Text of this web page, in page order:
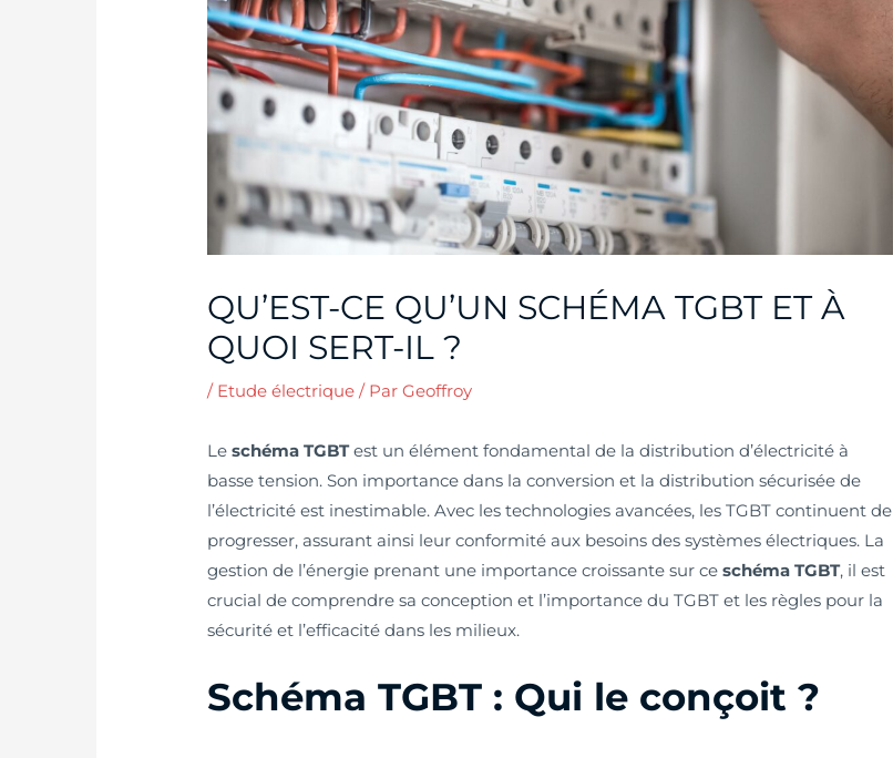
QU’EST-CE QU’UN SCHÉMA TGBT ET À
QUOI SERT-IL ?
/ Etude électrique / ParGeoffroy
Leschéma TGBTest un élément fondamental de la distribution d’électricité à
basse tension. Son importance dans la conversion et la distribution sécurisée de
l’électricité est inestimable. Avec les technologies avancées, les TGBT continuent de
progresser, assurant ainsi leur conformité aux besoins des systèmes électriques. La
gestion de l’énergie prenant une importance croissante sur ceschéma TGBT, il est
crucial de comprendre sa conception et l’importance du TGBT et les règles pour la
sécurité et l’efficacité dans les milieux.
Schéma TGBT : Qui le conçoit ?